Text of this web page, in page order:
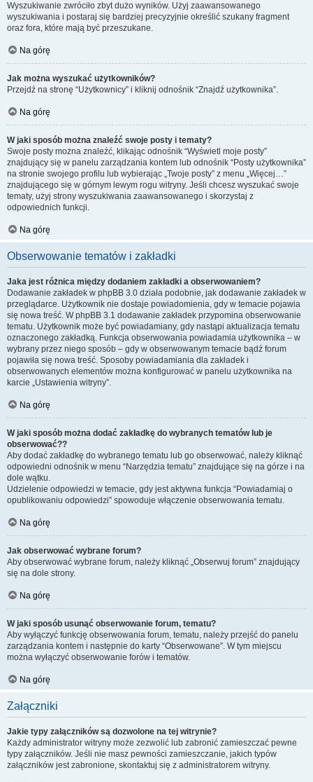
Wyszukiwanie zwróciło zbyt dużo wyników. Użyj zaawansowanego
wyszukiwania i postaraj się bardziej precyzyjnie określić szukany fragment
oraz fora, które mają być przeszukane.
Na górę
Jak można wyszukać użytkowników?
Przejdź na stronę “Użytkownicy” i kliknij odnośnik “Znajdź użytkownika”.
Na górę
W jaki sposób można znaleźć swoje posty i tematy?
Swoje posty można znaleźć, klikając odnośnik “Wyświetl moje posty”
znajdujący się w panelu zarządzania kontem lub odnośnik “Posty użytkownika”
na stronie swojego profilu lub wybierając „Twoje posty” z menu „Więcej…”
znajdującego się w górnym lewym rogu witryny. Jeśli chcesz wyszukać swoje
tematy, użyj strony wyszukiwania zaawansowanego i skorzystaj z
odpowiednich funkcji.
Na górę
Obserwowanie tematów i zakładki
Jaka jest różnica między dodaniem zakładki a obserwowaniem?
Dodawanie zakładek w phpBB 3.0 działa podobnie, jak dodawanie zakładek w
przeglądarce. Użytkownik nie dostaje powiadomienia, gdy w temacie pojawia
się nowa treść. W phpBB 3.1 dodawanie zakładek przypomina obserwowanie
tematu. Użytkownik może być powiadamiany, gdy nastąpi aktualizacja tematu
oznaczonego zakładką. Funkcja obserwowania powiadamia użytkownika – w
wybrany przez niego sposób – gdy w obserwowanym temacie bądź forum
pojawiła się nowa treść. Sposoby powiadamiania dla zakładek i
obserwowanych elementów można konfigurować w panelu użytkownika na
karcie „Ustawienia witryny”.
Na górę
W jaki sposób można dodać zakładkę do wybranych tematów lub je
obserwować??
Aby dodać zakładkę do wybranego tematu lub go obserwować, należy kliknąć
odpowiedni odnośnik w menu “Narzędzia tematu” znajdujące się na górze i na
dole wątku.
Udzielenie odpowiedzi w temacie, gdy jest aktywna funkcja “Powiadamiaj o
opublikowaniu odpowiedzi” spowoduje włączenie obserwowania tematu.
Na górę
Jak obserwować wybrane forum?
Aby obserwować wybrane forum, należy kliknąć „Obserwuj forum” znajdujący
się na dole strony.
Na górę
W jaki sposób usunąć obserwowanie forum, tematu?
Aby wyłączyć funkcję obserwowania forum, tematu, należy przejść do panelu
zarządzania kontem i następnie do karty “Obserwowane”. W tym miejscu
można wyłączyć obserwowanie forów i tematów.
Na górę
Załączniki
Jakie typy załączników są dozwolone na tej witrynie?
Każdy administrator witryny może zezwolić lub zabronić zamieszczać pewne
typy załączników. Jeśli nie masz pewności zamieszczanie, jakich typów
załączników jest zabronione, skontaktuj się z administratorem witryny.